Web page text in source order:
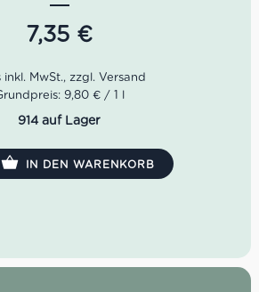
Ein sardischer Weißwein mit
ideal zu Fisch, Meeresfrüchten und
nach Sonne, Salzluft und Italien
7,35 €
9,80 € / 1 l
914 auf Lager
IN DEN WARENKORB